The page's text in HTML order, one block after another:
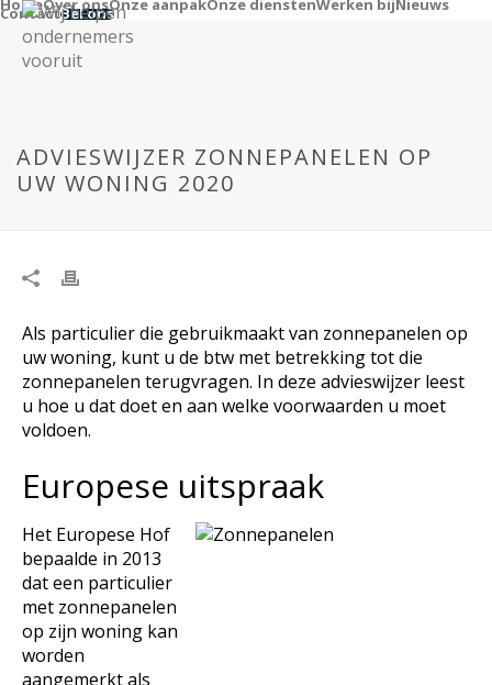
HomeOver onsOnze aanpakOnze dienstenWerken bij Nieuws
ContactBel ons
ADVIESWIJZER ZONNEPANELEN OP
UW WONING 2020
Als particulier die gebruikmaakt van zonnepanelen op
uw woning, kunt u de btw met betrekking tot die
zonnepanelen terugvragen. In deze advieswijzer leest
u hoe u dat doet en aan welke voorwaarden u moet
voldoen.
Europese uitspraak
Het Europese Hof
bepaalde in 2013
dat een particulier
met zonnepanelen
op zijn woning kan
worden
aangemerkt als